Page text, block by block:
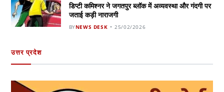
डिप्टी कमिश्नर ने जगतपुर ब्लॉक में अव्यवस्था और गंदगी पर
जताई कड़ी नाराजगी
BYNEWS DESK 25/02/2026
उत्तर प्रदेश